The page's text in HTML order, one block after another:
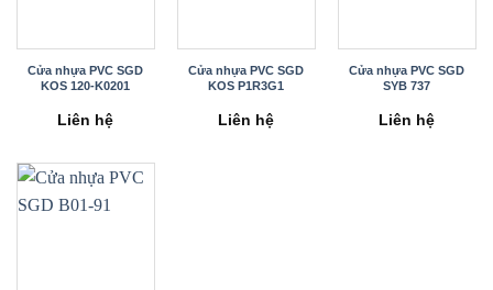
Cửa nhựa PVC SGD
KOS 120-K0201
Liên hệ
Cửa nhựa PVC SGD
KOS P1R3G1
Liên hệ
Cửa nhựa PVC SGD
SYB 737
Liên hệ